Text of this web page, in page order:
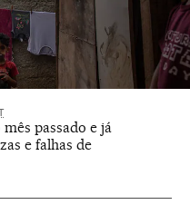
passado e já
e falhas de